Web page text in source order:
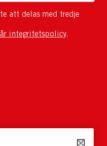
att delas med tredje
integritetspolicy.